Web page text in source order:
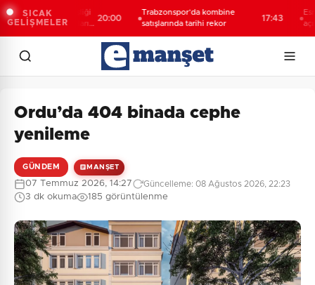
SICAK
GELİŞMELER
Kürt kardeşliği
bu toprakların
20:00
Trabzonspor’da kombine
satışlarında tarihi rekor
Esnaf
açıklama
Ordu’da 404 binada cephe
yenileme
GÜNDEM MANŞET
07 Temmuz 2026, 14:27 Güncelleme: 08 Ağustos 2026, 22:23
3 dk okuma 185 görüntülenme